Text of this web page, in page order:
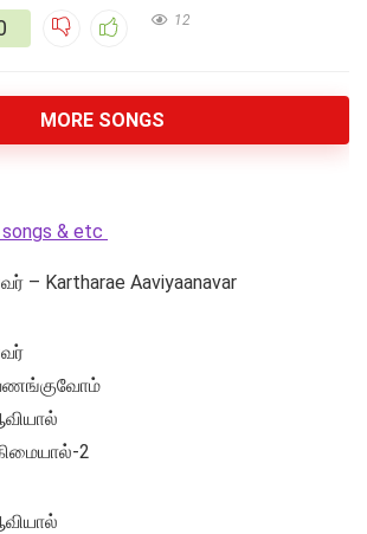
12
MORE SONGS
songs & etc
– Kartharae Aaviyaanavar
2